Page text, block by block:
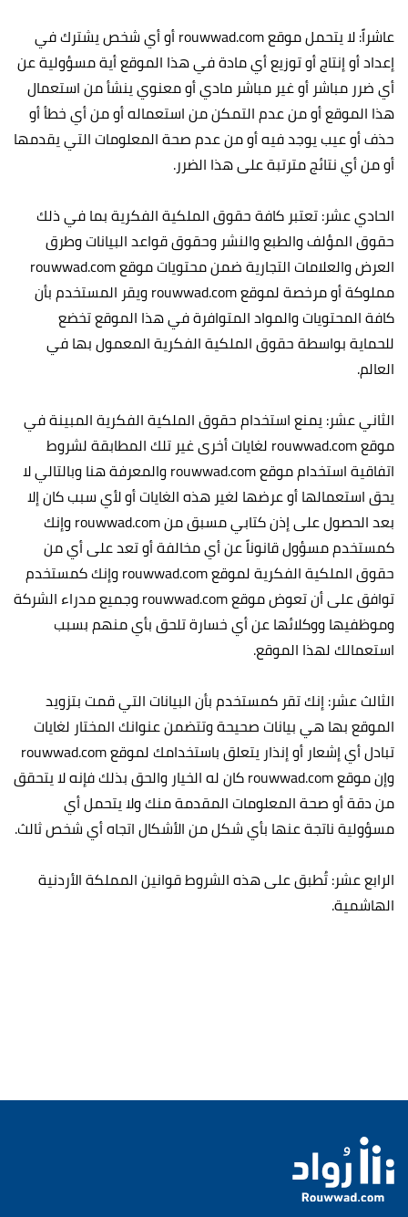
عاشراً: لا يتحمل موقع rouwwad.com أو أي شخص يشترك في
إعداد أو إنتاج أو توزيع أي مادة في هذا الموقع أية مسؤولية عن
أي ضرر مباشر أو غير مباشر مادي أو معنوي ينشأ من استعمال
هذا الموقع أو من عدم التمكن من استعماله أو من أي خطأ أو
حذف أو عيب يوجد فيه أو من عدم صحة المعلومات التي يقدمها
أو من أي نتائج مترتبة على هذا الضرر.
الحادي عشر: تعتبر كافة حقوق الملكية الفكرية بما في ذلك
حقوق المؤلف والطبع والنشر وحقوق قواعد البيانات وطرق
العرض والعلامات التجارية ضمن محتويات موقع rouwwad.com
مملوكة أو مرخصة لموقع rouwwad.com ويقر المستخدم بأن
كافة المحتويات والمواد المتوافرة في هذا الموقع تخضع
للحماية بواسطة حقوق الملكية الفكرية المعمول بها في
العالم.
الثاني عشر: يمنع استخدام حقوق الملكية الفكرية المبينة في
موقع rouwwad.com لغايات أخرى غير تلك المطابقة لشروط
اتفاقية استخدام موقع rouwwad.com والمعرفة هنا وبالتالي لا
يحق استعمالها أو عرضها لغير هذه الغايات أو لأي سبب كان إلا
بعد الحصول على إذن كتابي مسبق من rouwwad.com وإنك
كمستخدم مسؤول قانوناً عن أي مخالفة أو تعد على أي من
حقوق الملكية الفكرية لموقع rouwwad.com وإنك كمستخدم
توافق على أن تعوض موقع rouwwad.com وجميع مدراء الشركة
وموظفيها ووكلائها عن أي خسارة تلحق بأي منهم بسبب
استعمالك لهذا الموقع.
الثالث عشر: إنك تقر كمستخدم بأن البيانات التي قمت بتزويد
الموقع بها هي بيانات صحيحة وتتضمن عنوانك المختار لغايات
تبادل أي إشعار أو إنذار يتعلق باستخدامك لموقع rouwwad.com
وإن موقع rouwwad.com كان له الخيار والحق بذلك فإنه لا يتحقق
من دقة أو صحة المعلومات المقدمة منك ولا يتحمل أي
مسؤولية ناتجة عنها بأي شكل من الأشكال اتجاه أي شخص ثالث.
الرابع عشر: تُطبق على هذه الشروط قوانين المملكة الأردنية
الهاشمية.